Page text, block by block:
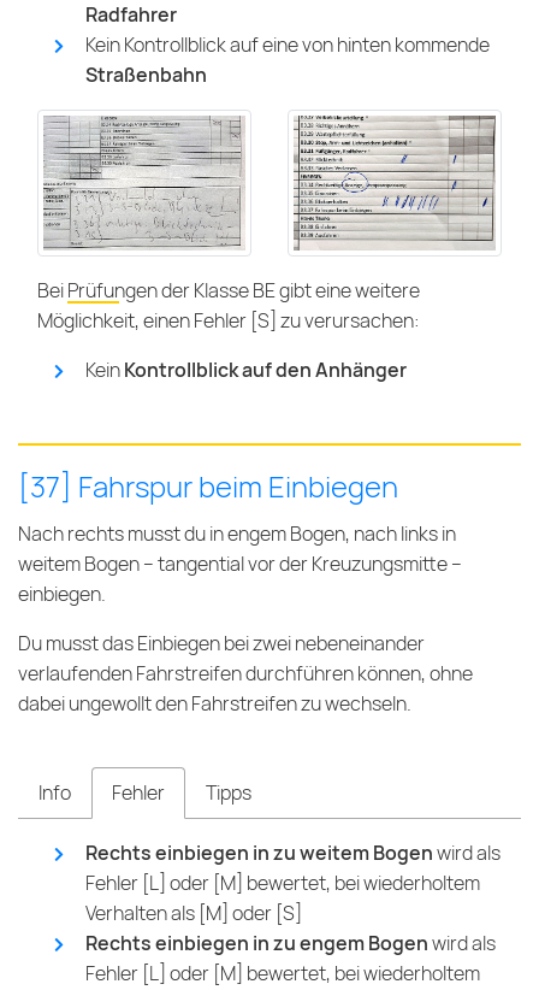
Radfahrer
Kein Kontrollblick auf eine von hinten kommende
Straßenbahn
BeiPrüfungen der Klasse BEgibt eine weitere
Möglichkeit, einen Fehler [S] zu verursachen:
KeinKontrollblick auf den Anhänger
[37] Fahrspur beim Einbiegen
Nach rechts musst du in engem Bogen, nach links in
weitem Bogen – tangential vor der Kreuzungsmitte –
einbiegen.
Du musst das Einbiegen bei zwei nebeneinander
verlaufenden Fahrstreifen durchführen können, ohne
dabei ungewollt den Fahrstreifen zu wechseln.
Info Fehler Tipps
Rechts einbiegen in zu weitem Bogenwird als
Fehler [L] oder [M] bewertet, bei wiederholtem
Verhalten als [M] oder [S]
Rechts einbiegen in zu engem Bogenwird als
Fehler [L] oder [M] bewertet, bei wiederholtem